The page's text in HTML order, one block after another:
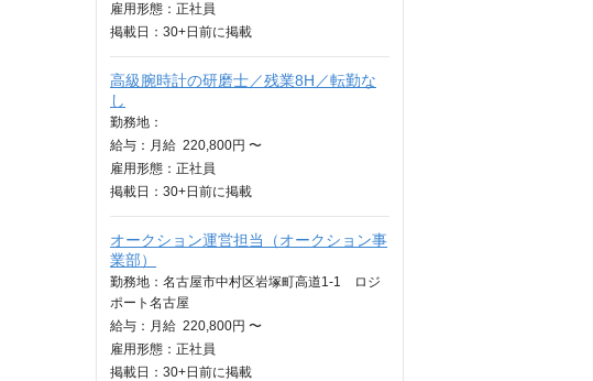
雇用形態：正社員
掲載日： 30+日 前に掲載
高級腕時計の研磨士／残業8H／転勤な
し
勤務地：
給与： 月給 220,800円 〜
雇用形態：正社員
掲載日： 30+日 前に掲載
オークション運営担当（オークション事
業部）
勤務地：名古屋市中村区岩塚町高道1-1 ロジ
ポート名古屋
給与： 月給 220,800円 〜
雇用形態：正社員
掲載日： 30+日 前に掲載